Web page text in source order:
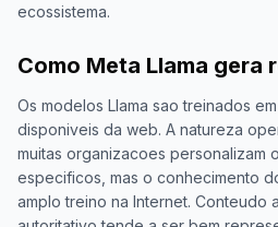
ecossistema.
Como Meta Llama gera
Os modelos Llama sao treinados
disponiveis da web. A natureza
muitas organizacoes personalizam
especificos, mas o conhecimento
amplo treino na Internet. Conteudo